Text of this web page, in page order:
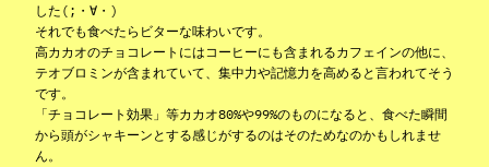
した(;・∀・)
それでも食べたらビターな味わいです。
高カカオのチョコレートにはコーヒーにも含まれるカフェインの他に、
テオブロミンが含まれていて、集中力や記憶力を高めると言われてそう
です。
「チョコレート効果」等カカオ80%や99%のものになると、食べた瞬間
から頭がシャキーンとする感じがするのはそのためなのかもしれませ
ん。